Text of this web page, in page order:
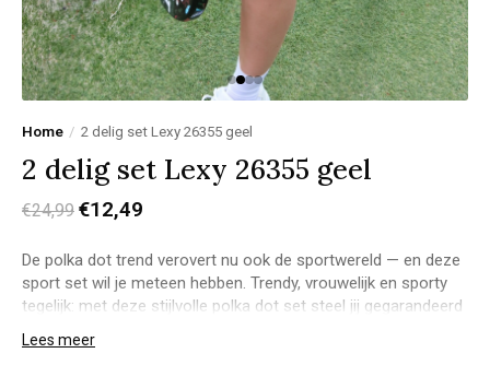
Home / 2 delig set Lexy 26355 geel
2 delig set Lexy 26355 geel
€24,99 €12,49
De polka dot trend verovert nu ook de sportwereld — en deze
sport set wil je meteen hebben. Trendy, vrouwelijk en sporty
tegelijk: met deze stijlvolle polka dot set steel jij gegarandeerd
de show op de padel- of tennisbaan.
Lees meer